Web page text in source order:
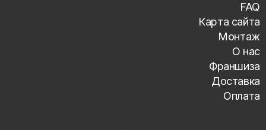
FAQ
Карта сайта
Монтаж
О нас
Франшиза
Доставка
Оплата